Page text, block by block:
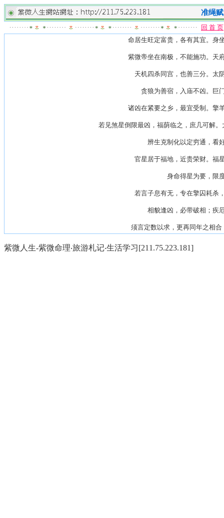
准绳赋
回 首 页
命居生旺定富贵，各有其宜。身
紫微帝坐在南极，不能施功。天
天机四杀同宫，也善三分。太
贪狼为善宿，入庙不凶。巨
诸凶在紧要之乡，最宜受制。擎
若见煞星倒限最凶，福荫临之，庶几可解
辨生克制化以定穷通，看
官星居于福地，近贵荣财。福
身命得星为要，限
若言子息有无，专在擎囚耗杀
相貌逢凶，必带破相；疾
须言定数以求，更再同年之相
紫微人生-紫微命理‧旅游札记‧生活学习[211.75.223.181]